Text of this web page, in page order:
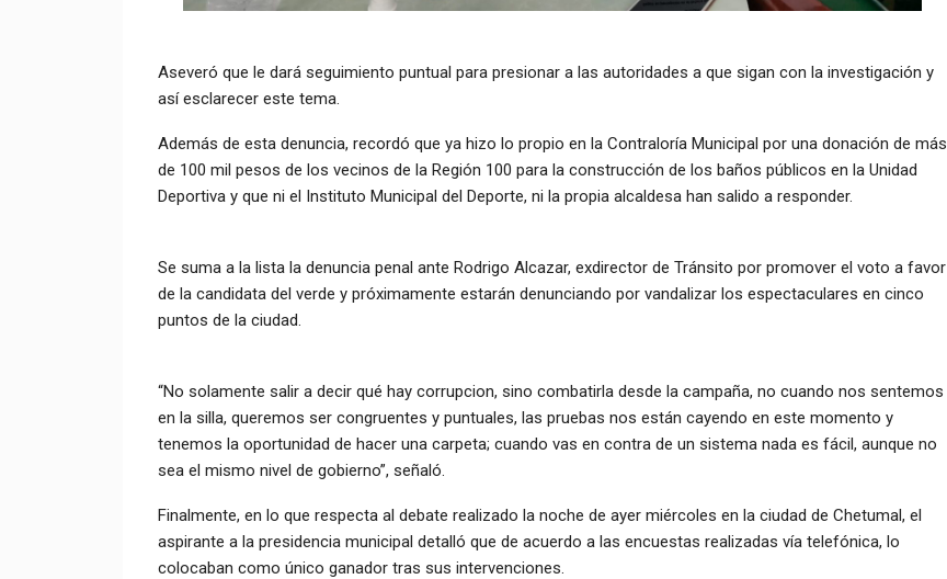
Aseveró que le dará seguimiento puntual para presionar a las autoridades a que sigan con la investigación y
así esclarecer este tema.
Además de esta denuncia, recordó que ya hizo lo propio en la Contraloría Municipal por una donación de más
de 100 mil pesos de los vecinos de la Región 100 para la construcción de los baños públicos en la Unidad
Deportiva y que ni el Instituto Municipal del Deporte, ni la propia alcaldesa han salido a responder.
Se suma a la lista la denuncia penal ante Rodrigo Alcazar, exdirector de Tránsito por promover el voto a favor
de la candidata del verde y próximamente estarán denunciando por vandalizar los espectaculares en cinco
puntos de la ciudad.
“No solamente salir a decir qué hay corrupcion, sino combatirla desde la campaña, no cuando nos sentemos
en la silla, queremos ser congruentes y puntuales, las pruebas nos están cayendo en este momento y
tenemos la oportunidad de hacer una carpeta; cuando vas en contra de un sistema nada es fácil, aunque no
sea el mismo nivel de gobierno”, señaló.
Finalmente, en lo que respecta al debate realizado la noche de ayer miércoles en la ciudad de Chetumal, el
aspirante a la presidencia municipal detalló que de acuerdo a las encuestas realizadas vía telefónica, lo
colocaban como único ganador tras sus intervenciones.